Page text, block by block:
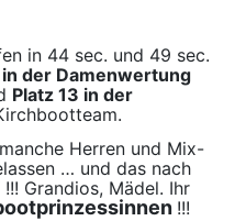
in 44 sec. und 49 sec.
der Damenwertung
Platz 13 in der
Herren und Mix-
… und das nach
Grandios, Mädel. Ihr
!!!